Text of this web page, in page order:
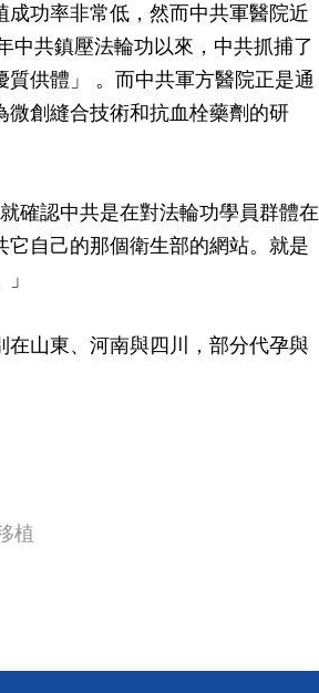
功率非常低，然而中共軍醫院近
中共鎮壓法輪功以來，中共抓捕了
供體」 。而中共軍方醫院正是通
創縫合技術和抗血栓藥劑的研
確認中共是在對法輪功學員群體在
自己的那個衛生部的網站。就是
山東、河南與四川，部分代孕與
植